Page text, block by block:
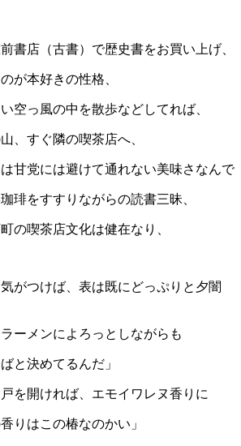
書店（古書）で歴史書をお買い上げ、
が本好きの性格、
空っ風の中を散歩などしてれば、
、すぐ隣の喫茶店へ、
甘党には避けて通れない美味さなんで
琲をすすりながらの読書三昧、
の喫茶店文化は健在なり、
がつけば、表は既にどっぷりと夕闇
ーメンによろっとしながらも
と決めてるんだ」
を開ければ、エモイワレヌ香りに
りはこの椿なのかい」